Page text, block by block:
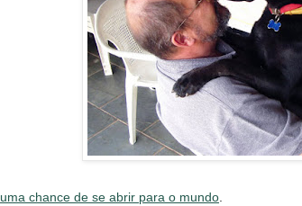
uma chance de se abrir para o mundo